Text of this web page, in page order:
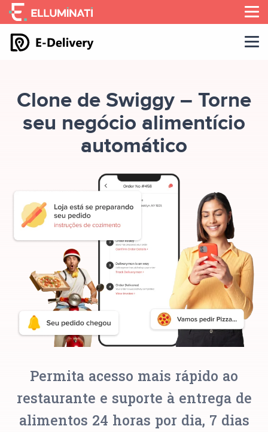
Skip
to
the
Clone de Swiggy – Torne
seu negócio alimentício
automático
Permita acesso mais rápido ao
restaurante e suporte à entrega de
alimentos 24 horas por dia, 7 dias